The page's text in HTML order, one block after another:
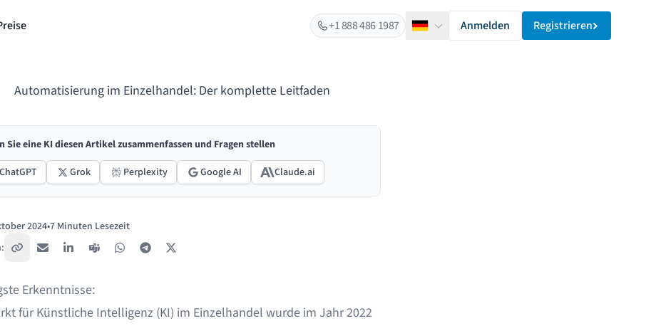
+1 888 486 1987 DeutschAnmelden Registrieren
Automatisierung im Einzelhandel: Der komplette Leitfaden
Sie eine KI diesen Artikel zusammenfassen und Fragen stellen
ChatGPT
Grok Perplexity Google AI Claude.ai
2024•7 Minuten Lesezeit
Link kopieren
E-Mail LinkedInTeams WhatsAppTelegram
Erkenntnisse:
für Künstliche Intelligenz (KI) im Einzelhandel wurde im Jahr 2022